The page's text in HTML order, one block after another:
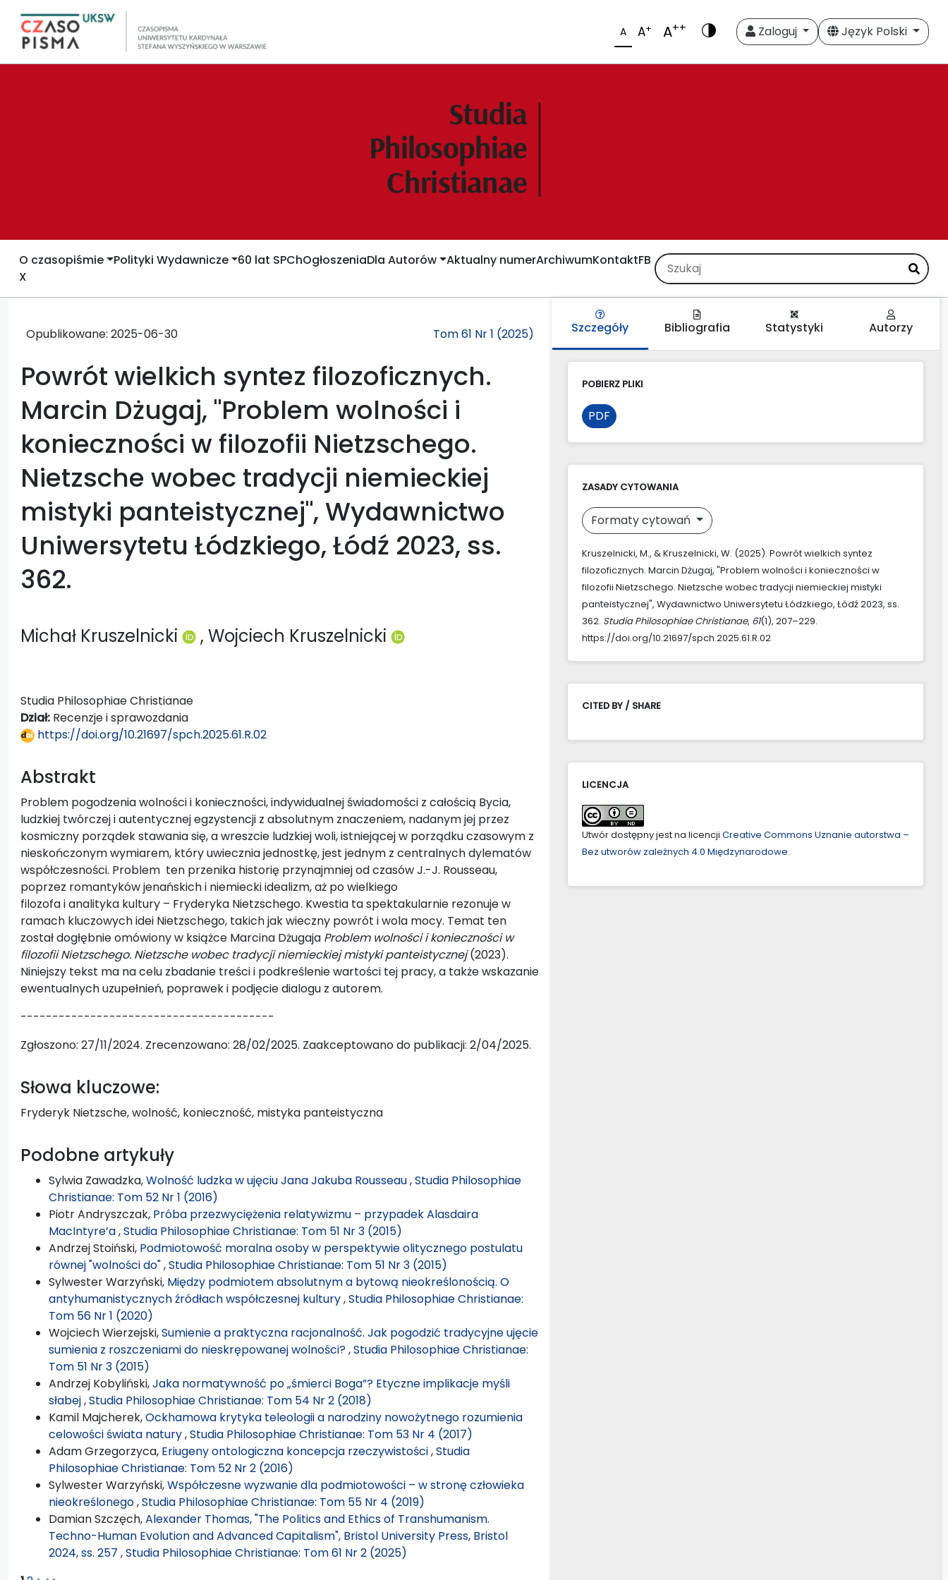
A A+ A++ Zaloguj Język Polski
O czasopiśmie Polityki Wydawnicze 60 lat SPChOgłoszeniaDla Autorów Aktualny numerArchiwumKontaktFB
X
Opublikowane: 2025-06-30 Tom 61 Nr 1 (2025)
Powrót wielkich syntez filozoficznych.
Marcin Dżugaj, "Problem wolności i
konieczności w filozofii Nietzschego.
Nietzsche wobec tradycji niemieckiej
mistyki panteistycznej", Wydawnictwo
Uniwersytetu Łódzkiego, Łódź 2023, ss.
362.
Michał Kruszelnicki , Wojciech Kruszelnicki
Studia Philosophiae Christianae
Dział: Recenzje i sprawozdania
https://doi.org/10.21697/spch.2025.61.R.02
Abstrakt
Problem pogodzenia wolności i konieczności, indywidualnej świadomości z całością Bycia,
ludzkiej twórczej i autentycznej egzystencji z absolutnym znaczeniem, nadanym jej przez
kosmiczny porządek stawania się, a wreszcie ludzkiej woli, istniejącej w porządku czasowym z
nieskończonym wymiarem, który uwiecznia jednostkę, jest jednym z centralnych dylematów
współczesności. Problem ten przenika historię przynajmniej od czasów J.-J. Rousseau,
poprzez romantyków jenańskich i niemiecki idealizm, aż po wielkiego
filozofa i analityka kultury – Fryderyka Nietzschego. Kwestia ta spektakularnie rezonuje w
ramach kluczowych idei Nietzschego, takich jak wieczny powrót i wola mocy. Temat ten
został dogłębnie omówiony w książce Marcina Dżugaja Problem wolności i konieczności w
filozofii Nietzschego. Nietzsche wobec tradycji niemieckiej mistyki panteistycznej(2023).
Niniejszy tekst ma na celu zbadanie treści i podkreślenie wartości tej pracy, a także wskazanie
ewentualnych uzupełnień, poprawek i podjęcie dialogu z autorem.
----------------------------------------
Zgłoszono: 27/11/2024. Zrecenzowano: 28/02/2025. Zaakceptowano do publikacji: 2/04/2025.
Słowa kluczowe:
Fryderyk Nietzsche, wolność, konieczność, mistyka panteistyczna
Podobne artykuły
Sylwia Zawadzka,Wolność ludzka w ujęciu Jana Jakuba Rousseau,Studia Philosophiae
Christianae: Tom 52 Nr 1 (2016)
Piotr Andryszczak, Próba przezwyciężenia relatywizmu – przypadek Alasdaira
MacIntyre’a,Studia Philosophiae Christianae: Tom 51 Nr 3 (2015)
Andrzej Stoiński, Podmiotowość moralna osoby w perspektywie olitycznego postulatu
równej "wolności do",Studia Philosophiae Christianae: Tom 51 Nr 3 (2015)
Sylwester Warzyński, Między podmiotem absolutnym a bytową nieokreślonością. O
antyhumanistycznych źródłach współczesnej kultury,Studia Philosophiae Christianae:
Tom 56 Nr 1 (2020)
Wojciech Wierzejski,Sumienie a praktyczna racjonalność. Jak pogodzić tradycyjne ujęcie
sumienia z roszczeniami do nieskrępowanej wolności?,Studia Philosophiae Christianae:
Tom 51 Nr 3 (2015)
Andrzej Kobyliński,Jaka normatywność po „śmierci Boga”? Etyczne implikacje myśli
słabej,Studia Philosophiae Christianae: Tom 54 Nr 2 (2018)
Kamil Majcherek,Ockhamowa krytyka teleologii a narodziny nowożytnego rozumienia
celowości świata natury,Studia Philosophiae Christianae: Tom 53 Nr 4 (2017)
Adam Grzegorzyca, Eriugeny ontologiczna koncepcja rzeczywistości,Studia
Philosophiae Christianae: Tom 52 Nr 2 (2016)
Sylwester Warzyński,Współczesne wyzwanie dla podmiotowości – w stronę człowieka
nieokreślonego,Studia Philosophiae Christianae: Tom 55 Nr 4 (2019)
Damian Szczęch,Alexander Thomas, "The Politics and Ethics of Transhumanism.
Techno-Human Evolution and Advanced Capitalism", Bristol University Press, Bristol
2024, ss. 257 ,Studia Philosophiae Christianae: Tom 61 Nr 2 (2025)
Szczegóły Bibliografia Statystyki Autorzy
POBIERZ PLIKI
PDF
ZASADY CYTOWANIA
Formaty cytowań
Kruszelnicki, M., & Kruszelnicki, W. (2025). Powrót wielkich syntez
filozoficznych. Marcin Dżugaj, "Problem wolności i konieczności w
filozofii Nietzschego. Nietzsche wobec tradycji niemieckiej mistyki
panteistycznej", Wydawnictwo Uniwersytetu Łódzkiego, Łódź 2023, ss.
362. Studia Philosophiae Christianae, 61(1), 207–229.
https://doi.org/10.21697/spch.2025.61.R.02
CITED BY / SHARE
LICENCJA
Utwór dostępny jest na licencji Creative Commons Uznanie autorstwa –
Bez utworów zależnych 4.0 Międzynarodowe.